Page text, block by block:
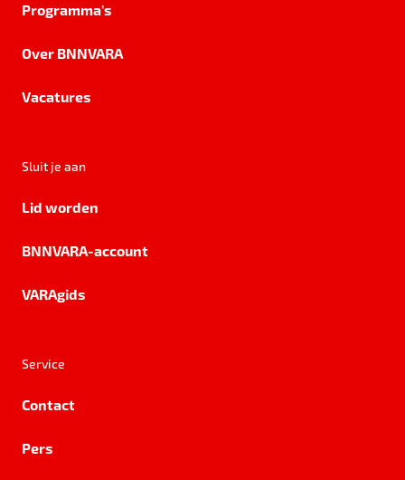
Programma's
Over BNNVARA
Vacatures
Sluit je aan
Lid worden
BNNVARA-account
VARAgids
Service
Contact
Pers